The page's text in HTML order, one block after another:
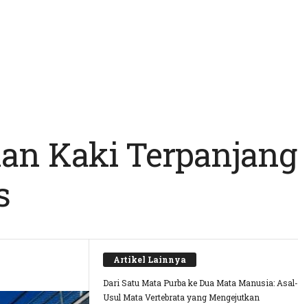
Kaki Terpanjang
Artikel Lainnya
Dari Satu Mata Purba ke Dua Mata Manusia: Asal-
Usul Mata Vertebrata yang Mengejutkan